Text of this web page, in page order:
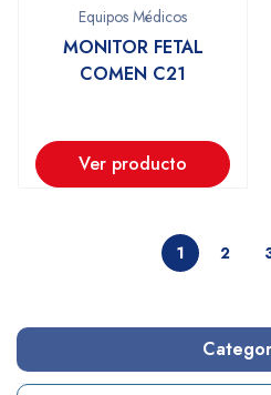
Equipos Médicos
MONITOR FETAL
COMEN C21
Ver producto
1 2